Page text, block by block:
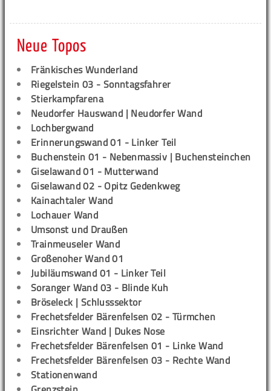
Neue Topos
Fränkisches Wunderland
Riegelstein 03 - Sonntagsfahrer
Stierkampfarena
Neudorfer Hauswand | Neudorfer Wand
Lochbergwand
Erinnerungswand 01 - Linker Teil
Buchenstein 01 - Nebenmassiv | Buchensteinchen
Giselawand 01 - Mutterwand
Giselawand 02 - Opitz Gedenkweg
Kainachtaler Wand
Lochauer Wand
Umsonst und Draußen
Trainmeuseler Wand
Großenoher Wand 01
Jubiläumswand 01 - Linker Teil
Soranger Wand 03 - Blinde Kuh
Bröseleck | Schlusssektor
Frechetsfelder Bärenfelsen 02 - Türmchen
Einsrichter Wand | Dukes Nose
Frechetsfelder Bärenfelsen 01 - Linke Wand
Frechetsfelder Bärenfelsen 03 - Rechte Wand
Stationenwand